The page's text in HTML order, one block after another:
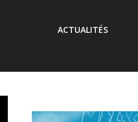
ACTUALITÉS